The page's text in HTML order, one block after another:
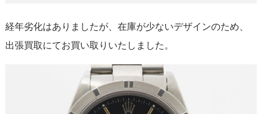
経年劣化はありましたが、在庫が少ないデザインのため、
出張買取にてお買い取りいたしました。